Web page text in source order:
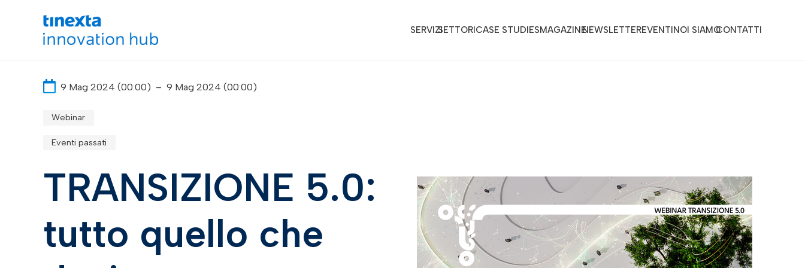
SERVIZISETTORICASE STUDIESMAGAZINENEWSLETTEREVENTINOI SIAMOCONTATTI
9 Mag 2024 (00:00) – 9 Mag 2024 (00:00)
Webinar
Eventi passati
TRANSIZIONE 5.0:
tutto quello che